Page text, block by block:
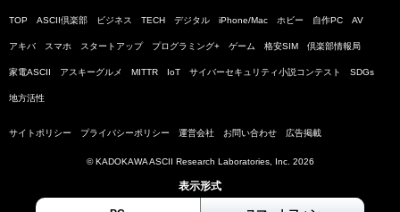
TOP ASCII倶楽部 ビジネス TECH デジタル iPhone/Mac ホビー 自作PC AV
アキバ スマホ スタートアップ プログラミング+ ゲーム 格安SIM 倶楽部情報局
家電ASCII アスキーグルメ MITTR IoT サイバーセキュリティ小説コンテスト SDGs
地方活性
サイトポリシー プライバシーポリシー 運営会社 お問い合わせ 広告掲載
© KADOKAWA ASCII Research Laboratories, Inc. 2026
表示形式